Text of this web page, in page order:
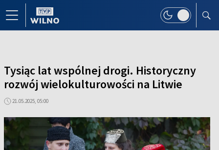
Tysiąc lat wspólnej drogi. Historyczny
rozwój wielokulturowości na Litwie
21.05.2025, 05:00